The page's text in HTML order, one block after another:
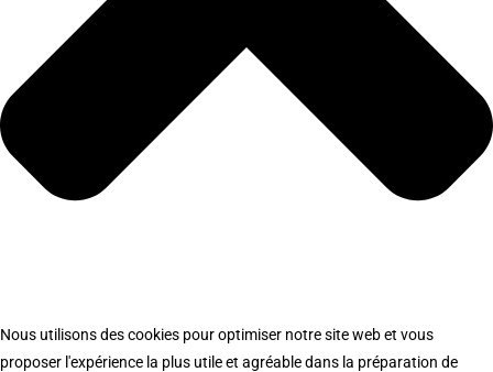
Nous utilisons des cookies pour optimiser notre site web et vous
proposer l'expérience la plus utile et agréable dans la préparation de